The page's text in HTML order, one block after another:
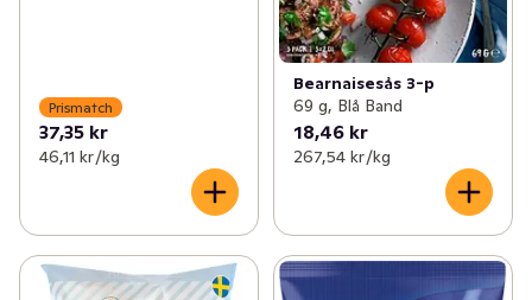
Prismatch
37,35 kr
46,11 kr /kg
Bearnaisesås 3-p
69 g, Blå Band
18,46 kr
267,54 kr /kg